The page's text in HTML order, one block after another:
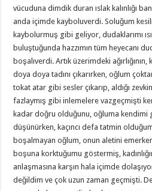
vücuduna dimdik duran ıslak kalınlığı
anda içimde kayboluverdi. Soluğum
kaybolurmuş gibi geliyor, dudaklarımı
buluştuğunda hazzımın tüm heyecanı
boşalıverdi. Artık üzerimdeki ağırlığının,
doya doya tadını çıkarırken, oğlum
tokat atar gibi sesler çıkarıp, aldığı
fazlaymış gibi inlemelere vazgeçmişti
kadar doğru olduğunu, oğluma kendimi
düşünürken, kaçıncı defa tatmin
boşalmayan oğlum, onun aletini
boşuna korktuğumu göstermiş,
anlaşmasına karşın hala içimde
değildim ve çok uzun zaman geçmişti.